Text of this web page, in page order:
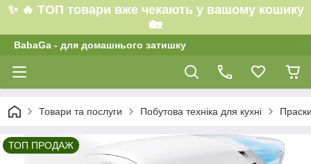
✨ 🔥 ТОП товари вже чекають у вашому кошику
🏡
BabaGa - для домашнього затишку
Товари та послуги Побутова техніка для кухні
ТОП ПРОДАЖ